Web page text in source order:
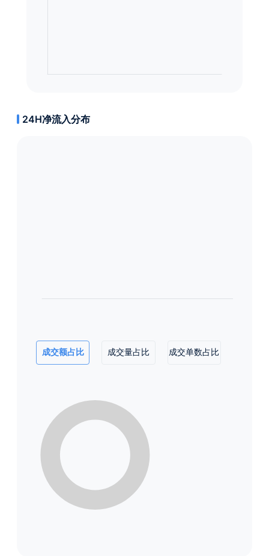
24H净流入分布
成交额占比 成交量占比 成交单数占比